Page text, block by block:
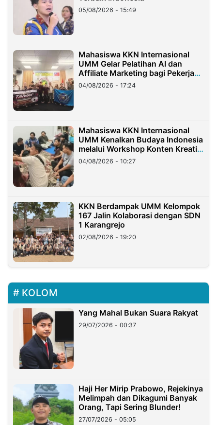
05/08/2026 - 15:49
Mahasiswa KKN Internasional
UMM Gelar Pelatihan AI dan
Affiliate Marketing bagi Pekerja
Migran Indonesia di Taiwan
04/08/2026 - 17:24
Mahasiswa KKN Internasional
UMM Kenalkan Budaya Indonesia
melalui Workshop Konten Kreatif
di Taiwan
04/08/2026 - 10:27
KKN Berdampak UMM Kelompok
167 Jalin Kolaborasi dengan SDN
1 Karangrejo
02/08/2026 - 19:20
KOLOM
Yang Mahal Bukan Suara Rakyat
29/07/2026 - 00:37
Haji Her Mirip Prabowo, Rejekinya
Melimpah dan Dikagumi Banyak
Orang, Tapi Sering Blunder!
27/07/2026 - 05:05